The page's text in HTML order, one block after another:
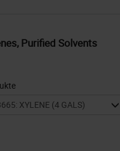
Purified Solvents